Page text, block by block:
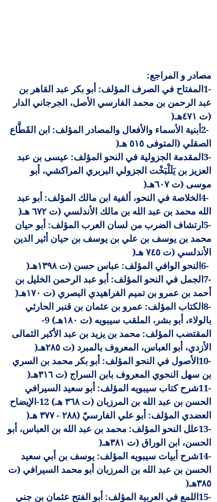
مصادر و المراجع:
1-المفتاح في الصرف المؤلف: أبو بكر عبد القاهر بن
عبد الرحمن بن محمد الفارسي الأصل، الجرجاني الدار
(ت ٤٧١هـ
)
2-أبنية الأسماء والأفعال والمصادر المؤلف: ابن القَطَّاع
الصقلي (المتوفى ٥١٥ هـ
)
3-المقدمة الجزولية في النحو المؤلف: عيسى بن عبد
العزيز بن يَلَلْبَخْت الجزولي البربري المراكشي، أبو
موسى (ت ٦٠٧هـ
)
4-الخلاصة في النحو، ألفية ابن مالك المؤلف: أبو عبد
الله محمد بن عبد الله بن مالك الأندلسي (ت ٦٧٢ هـ
)
5-ارتشاف الضرب من لسان العرب المؤلف: أبو حيان
محمد بن يوسف بن علي بن يوسف بن حيان أثير الدين
الأندلسي (ت ٧٤٥ هـ
)
6-النحو الوافي المؤلف: عباس حسن (ت ١٣٩٨هـ
)
7-الجمل في النحو المؤلف: أبو عبد الرحمن الخليل بن
أحمد بن عمرو بن تميم الفراهيدي البصري (ت ١٧٠هـ
)
8-الكتاب المؤلف: عمرو بن عثمان بن قنبر الحارثي
بالولاء، أبو بشر، الملقب سيبويه (ت ١٨٠هـ) 9-
المقتضب المؤلف: محمد بن يزيد بن عبد الأكبر الثمالى
الأزدي، أبو العباس، المعروف بالمبرد (ت ٢٨٥هـ
)
10-الأصول في النحو المؤلف: أبو بكر محمد بن السري
بن سهل النحوي المعروف بابن السراج (ت ٣١٦هـ
)
11-شرح كتاب سيبويه المؤلف: أبو سعيد السيرافي
الحسن بن عبد الله بن المرزبان (ت ٣٦٨ هـ) 12-الإيضاح
العضدي المؤلف: أبو علي الفارسيّ (٢٨٨ - ٣٧٧ هـ
)
13-علل النحو المؤلف: محمد بن عبد الله بن العباس، أبو
الحسن، ابن الوراق (ت ٣٨١هـ
)
14-شرح أبيات سيبويه المؤلف: يوسف بن أبي سعيد
الحسن بن عبد الله بن المرزبان أبو محمد السيرافي (ت
٣٨٥هـ
)
15-اللمع في العربية المؤلف: أبو الفتح عثمان بن جني